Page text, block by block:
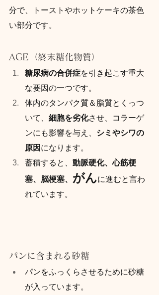
分で、トーストやホットケーキの茶色
い部分です。
AGE（終末糖化物質）
糖尿病の合併症を引き起こす重大
な要因の一つです。
体内のタンパク質＆脂質とくっつ
いて、 細胞を劣化させ、コラーゲ
ンにも影響を与え、 シミやシワの
原因 になります。
蓄積すると、 動脈硬化、心筋梗
塞、脳梗塞、 がんに進むと言わ
れています。
パンに含まれる砂糖
パンをふっくらさせるために砂糖
が入っています。